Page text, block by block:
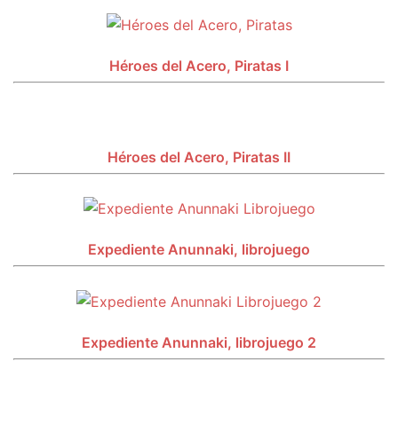
Héroes del Acero, Piratas I
Héroes del Acero, Piratas II
Expediente Anunnaki, librojuego
Expediente Anunnaki, librojuego 2